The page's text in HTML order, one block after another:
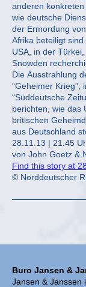
Buro Jansen &
Jansen & Janssen
anderen
wie deutsche
der Ermordung
Afrika beteiligt
USA, in der
Snowden
Die Ausstrahlung
“Geheimer
“Süddeutsche
berichten, wie das
britischen
aus Deutschland
28.11.13 | 21:45
von John Goetz &
Find this story at
© Norddeutscher